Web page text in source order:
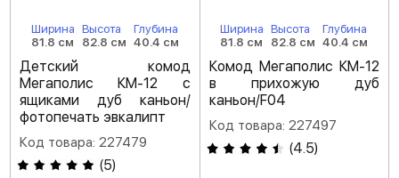
Ширина
81.8 см
Высота
82.8 см
Глубина
40.4 см
Детский комод
Мегаполис КМ-12 с
ящиками дуб каньон/
фотопечать эвкалипт
Код товара: 227479
(5)
Ширина
81.8 см
Высота
82.8 см
Глубина
40.4 см
Комод Мегаполис КМ-12
в прихожую дуб
каньон/F04
Код товара: 227497
(4.5)